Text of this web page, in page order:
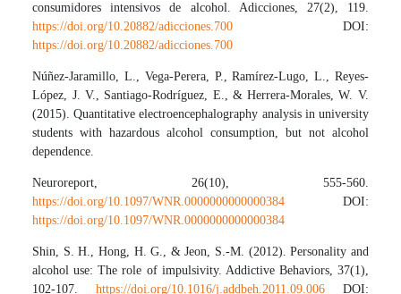
consumidores intensivos de alcohol. Adicciones, 27(2), 119.
https://doi.org/10.20882/adicciones.700 DOI:
https://doi.org/10.20882/adicciones.700
Núñez-Jaramillo, L., Vega-Perera, P., Ramírez-Lugo, L., Reyes-
López, J. V., Santiago-Rodríguez, E., & Herrera-Morales, W. V.
(2015). Quantitative electroencephalography analysis in university
students with hazardous alcohol consumption, but not alcohol
dependence.
Neuroreport, 26(10), 555-560.
https://doi.org/10.1097/WNR.0000000000000384 DOI:
https://doi.org/10.1097/WNR.0000000000000384
Shin, S. H., Hong, H. G., & Jeon, S.-M. (2012). Personality and
alcohol use: The role of impulsivity. Addictive Behaviors, 37(1),
102-107. https://doi.org/10.1016/j.addbeh.2011.09.006 DOI: